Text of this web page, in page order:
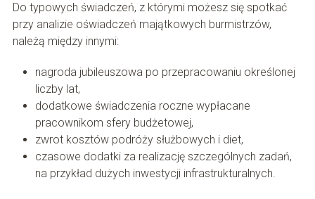
Do typowych świadczeń, z którymi możesz się spotkać
przy analizie oświadczeń majątkowych burmistrzów,
należą między innymi:
nagroda jubileuszowa po przepracowaniu określonej
liczby lat,
dodatkowe świadczenia roczne wypłacane
pracownikom sfery budżetowej,
zwrot kosztów podróży służbowych i diet,
czasowe dodatki za realizację szczególnych zadań,
na przykład dużych inwestycji infrastrukturalnych.